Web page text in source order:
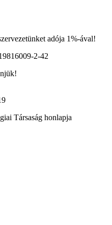
adója 1%-ával!
2-42
Társaság honlapja